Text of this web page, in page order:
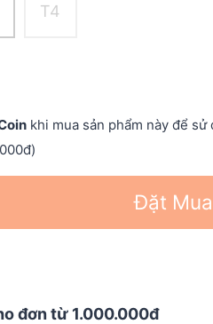
T4
khi mua sản phẩm này để sử
Đặt Mua
đơn từ 1.000.000đ